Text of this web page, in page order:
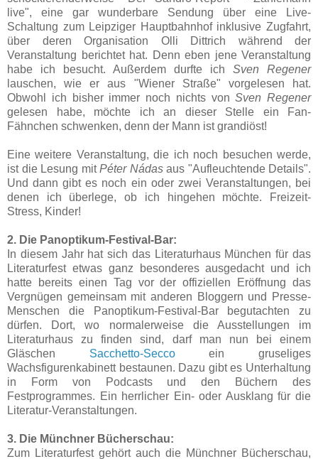
live", eine gar wunderbare Sendung über eine Live-
Schaltung zum Leipziger Hauptbahnhof inklusive Zugfahrt,
über deren Organisation Olli Dittrich während der
Veranstaltung berichtet hat. Denn eben jene Veranstaltung
habe ich besucht. Außerdem durfte ich Sven Regener
lauschen, wie er aus "Wiener Straße" vorgelesen hat.
Obwohl ich bisher immer noch nichts vonSven Regener
gelesen habe, möchte ich an dieser Stelle ein Fan-
Fähnchen schwenken, denn der Mann ist grandiöst!
Eine weitere Veranstaltung, die ich noch besuchen werde,
ist die Lesung mitPéter Nádasaus "Aufleuchtende Details".
Und dann gibt es noch ein oder zwei Veranstaltungen, bei
denen ich überlege, ob ich hingehen möchte. Freizeit-
Stress, Kinder!
2. Die Panoptikum-Festival-Bar:
In diesem Jahr hat sich das Literaturhaus München für das
Literaturfest etwas ganz besonderes ausgedacht und ich
hatte bereits einen Tag vor der offiziellen Eröffnung das
Vergnügen gemeinsam mit anderen Bloggern und Presse-
Menschen die Panoptikum-Festival-Bar begutachten zu
dürfen. Dort, wo normalerweise die Ausstellungen im
Literaturhaus zu finden sind, darf man nun bei einem
Gläschen Sacchetto-Seccoein gruseliges
Wachsfigurenkabinett bestaunen. Dazu gibt es Unterhaltung
in Form von Podcasts und den Büchern des
Festprogrammes. Ein herrlicher Ein- oder Ausklang für die
Literatur-Veranstaltungen.
3. Die Münchner Bücherschau:
Zum Literaturfest gehört auch die Münchner Bücherschau,